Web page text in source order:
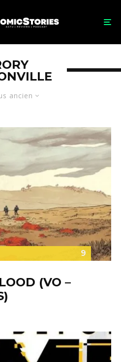
ancien
9
(VO –